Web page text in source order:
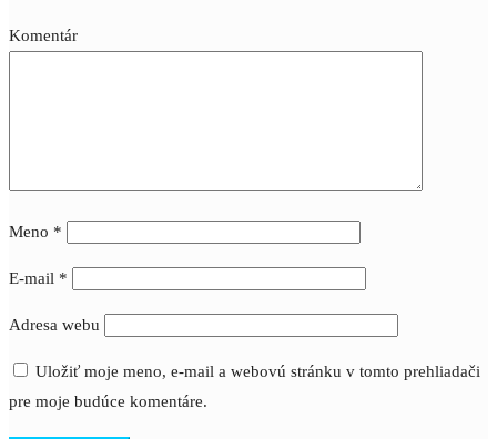
Komentár
Meno *
E-mail *
Adresa webu
Uložiť moje meno, e-mail a webovú stránku v tomto prehliadači
pre moje budúce komentáre.